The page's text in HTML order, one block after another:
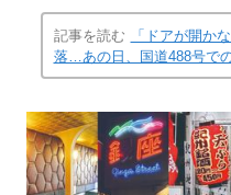
記事を読む
「ドアが開か
落…あの日、国道488号で